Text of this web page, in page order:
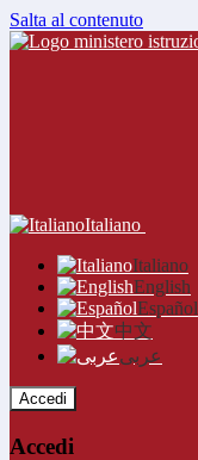
Salta al contenuto
Italiano
Italiano
English
Español
中文
عربى
Accedi
Accedi